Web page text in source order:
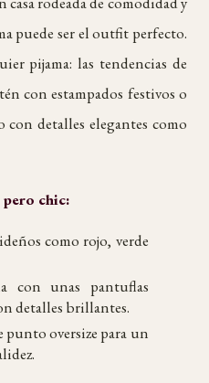
puede ser el outfit perfecto.
pijama: las tendencias de
con estampados festivos o
detalles elegantes como
chic:
como rojo, verde
con unas pantuflas
detalles brillantes.
oversize para un